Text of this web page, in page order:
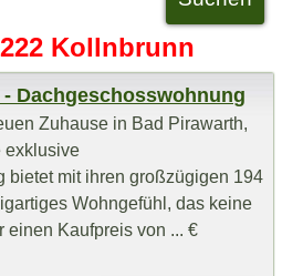
Kollnbrunn
Dachgeschosswohnung
Zuhause in Bad Pirawarth,
exklusive
bietet mit ihren großzügigen 194
Wohngefühl, das keine
einen Kaufpreis von ... €